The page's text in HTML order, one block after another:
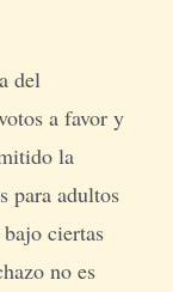
del
a favor y
la
para adultos
ciertas
no es